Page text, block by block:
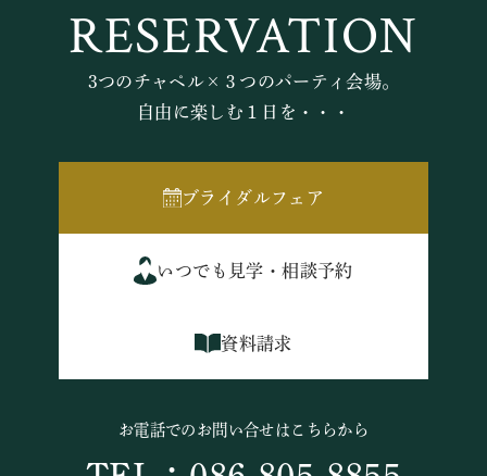
RESERVATION
3つのチャペル×３つのパーティ会場。
自由に楽しむ１日を・・・
ブライダルフェア
いつでも見学・相談予約
資料請求
お電話でのお問い合せはこちらから